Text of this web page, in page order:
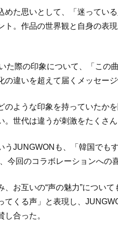
た思いとして、「迷ってい
ト。作品の世界観と自身の表
た際の印象について、「この
違いを超えて届くメッセー
のような印象を持っていたか
世代は違うが刺激をたくさ
うJUNGWONも、「韓国でも
今回のコラボレーションへの
お互いの“声の魅力”につい
くる声」と表現し、
合った。